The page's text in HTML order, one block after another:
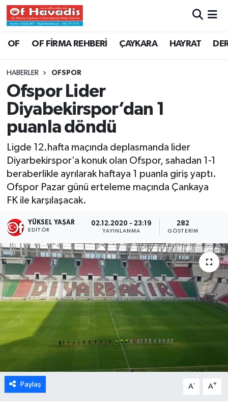
OF OF FİRMA REHBERİ ÇAYKARA HAYRAT
HABERLER OFSPOR
Ofspor Lider
Diyabekirspor’dan 1
puanla döndü
Ligde 12.hafta maçında deplasmanda lider
Diyarbekirspor’a konuk olan Ofspor, sahadan 1-1
beraberlikle ayrılarak haftaya 1 puanla giriş yaptı.
Ofspor Pazar günü erteleme maçında Çankaya
FK ile karşılaşacak.
YÜKSEL YAŞAR
EDITÖR
02.12.2020 - 23:19
YAYINLANMA
282
GÖSTERIM
Paylaş A- A+
Trabzon Nöbetçi Eczaneler
Trabzon Namaz Vakitleri
Trabzon Trafik Yoğunluk Haritası
Süper Lig Puan Durumu ve Fikstür
Tüm Manşetler
Son Dakika Haberleri
Haber Arşivi